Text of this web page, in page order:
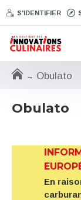
S'IDENTIFIER
Obulato
Obulato
En